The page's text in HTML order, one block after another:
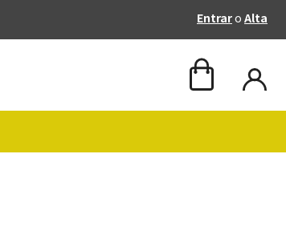
Entraro Alta